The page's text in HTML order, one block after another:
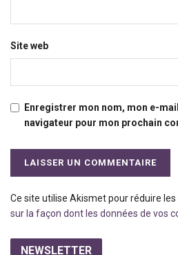
Site web
Enregistrer mon nom, mon e-
navigateur pour mon prochain
Ce site utilise Akismet pour réduire les
sur la façon dont les données de vos
NEWSLETTER